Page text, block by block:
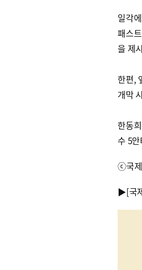
일각
패스
을 제
한편,
개막
한동
수 5
ⓒ국제
▶[국